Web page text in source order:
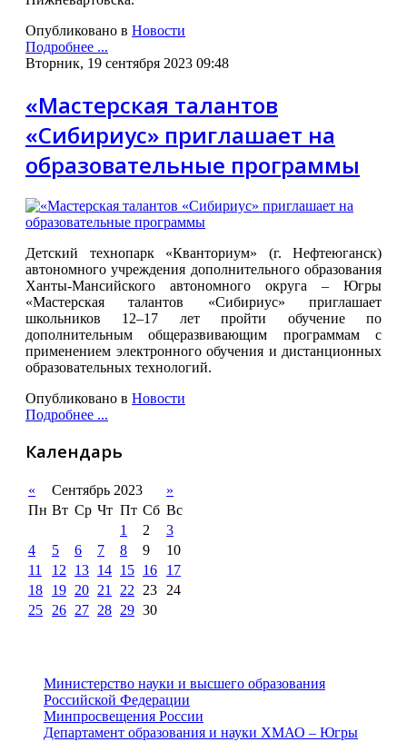
Опубликовано в Новости
Подробнее ...
Вторник, 19 сентября 2023 09:48
«Мастерская талантов
«Сибириус» приглашает на
образовательные программы
Детский технопарк «Кванториум» (г. Нефтеюганск)
автономного учреждения дополнительного образования
Ханты-Мансийского автономного округа – Югры
«Мастерская талантов «Сибириус» приглашает
школьников 12–17 лет пройти обучение по
дополнительным общеразвивающим программам с
применением электронного обучения и дистанционных
образовательных технологий.
Опубликовано в Новости
Подробнее ...
Календарь
« Сентябрь 2023
»
Пн Вт Ср Чт Пт Сб Вс
1
2
3
4
5 6 7 8 9
10
11
12 13 14 15 16
17
18
19 20 21 22 23
24
25
26 27 28 29 30
Министерство науки и высшего образования
Российской Федерации
Минпросвещения России
Департамент образования и науки ХМАО – Югры